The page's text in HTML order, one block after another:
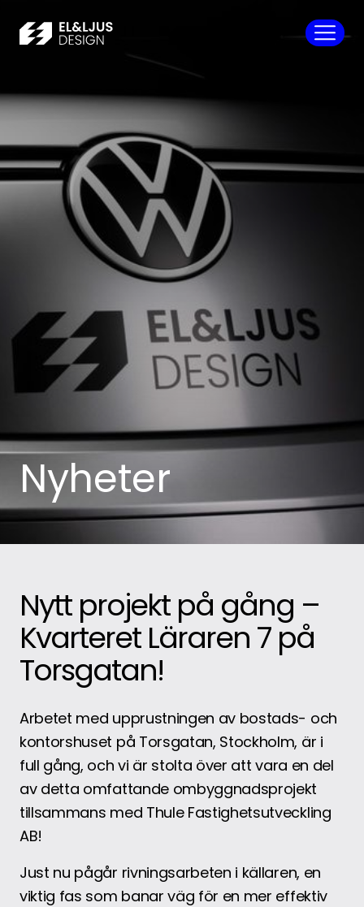
Nyheter
Nytt projekt på gång –
Kvarteret Läraren 7 på
Torsgatan!
Arbetet med upprustningen av bostads- och
kontorshuset på Torsgatan, Stockholm, är i
full gång, och vi är stolta över att vara en del
av detta omfattande ombyggnadsprojekt
tillsammans med Thule Fastighetsutveckling
AB!
Just nu pågår rivningsarbeten i källaren, en
viktig fas som banar väg för en mer effektiv